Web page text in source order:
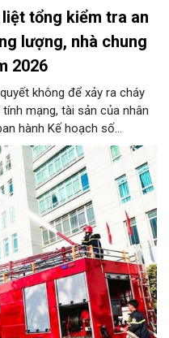
tổng kiểm tra an
lượng, nhà chung
2026
không để xảy ra cháy
mạng, tài sản của nhân
hành Kế hoạch số
trước ngày 25/11/2026,
định kỳ và đột xuất đối
cư (bao gồm nhà tập
hóa chất trên toàn địa bàn,
cơ sở nhà chung cư.